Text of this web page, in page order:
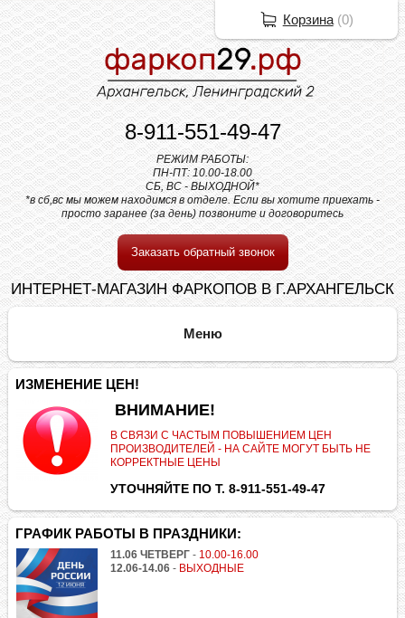
8-911-551-49-47
РЕЖИМ РАБОТЫ:
ПН-ПТ: 10.00-18.00
СБ, ВС - ВЫХОДНОЙ*
*в сб,вс мы можем находимся в отделе. Если вы хотите приехать -
просто заранее (за день) позвоните и договоритесь
Заказать обратный звонок
ИНТЕРНЕТ-МАГАЗИН ФАРКОПОВ В Г.АРХАНГЕЛЬСК
ИЗМЕНЕНИЕ ЦЕН!
ВНИМАНИЕ!
В СВЯЗИ С ЧАСТЫМ ПОВЫШЕНИЕМ ЦЕН
ПРОИЗВОДИТЕЛЕЙ - НА САЙТЕ МОГУТ БЫТЬ НЕ
КОРРЕКТНЫЕ ЦЕНЫ
УТОЧНЯЙТЕ ПО Т. 8-911-551-49-47
ГРАФИК РАБОТЫ В ПРАЗДНИКИ:
11.06 ЧЕТВЕРГ - 10.00-16.00
12.06-14.06 - ВЫХОДНЫЕ
Корзина(0)